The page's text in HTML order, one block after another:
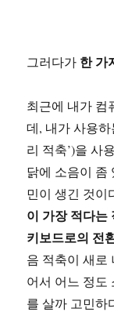
그러다가 한 가
최근에 내가 컴
데, 내가 사용하
리 적축’)을 사
닭에 소음이 좀
민이 생긴 것이
이 가장 적다는
키보드로의 전
음 적축이 새로
어서 어느 정도
를 살까 고민하